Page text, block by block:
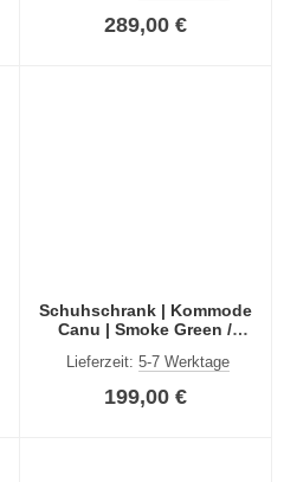
289,00 €
Schuhschrank | Kommode
Canu | Smoke Green /
Lieferzeit:5-7 Werktage
199,00 €